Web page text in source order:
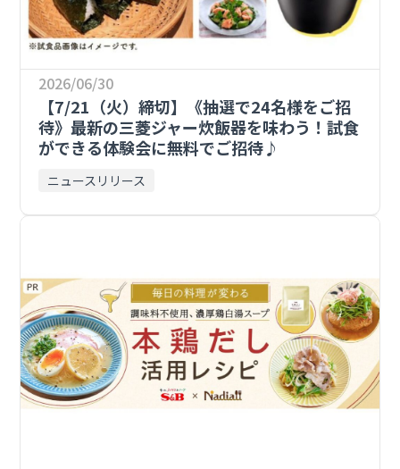
2026/06/30
【7/21（火）締切】《抽選で24名様をご招
待》最新の三菱ジャー炊飯器を味わう！試食
ができる体験会に無料でご招待♪
ニュースリリース